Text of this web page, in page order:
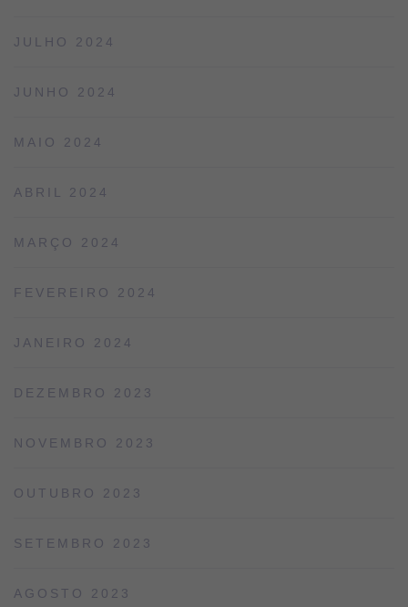
JULHO 2024
JUNHO 2024
MAIO 2024
ABRIL 2024
MARÇO 2024
FEVEREIRO 2024
JANEIRO 2024
DEZEMBRO 2023
NOVEMBRO 2023
OUTUBRO 2023
SETEMBRO 2023
AGOSTO 2023